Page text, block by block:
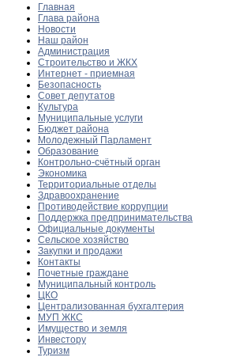
Главная
Глава района
Новости
Наш район
Администрация
Строительство и ЖКХ
Интернет - приемная
Безопасность
Совет депутатов
Культура
Муниципальные услуги
Бюджет района
Молодежный Парламент
Образование
Контрольно-счётный орган
Экономика
Территориальные отделы
Здравоохранение
Противодействие коррупции
Поддержка предпринимательства
Официальные документы
Сельское хозяйство
Закупки и продажи
Контакты
Почетные граждане
Муниципальный контроль
ЦКО
Централизованная бухгалтерия
МУП ЖКС
Имущество и земля
Инвестору
Туризм